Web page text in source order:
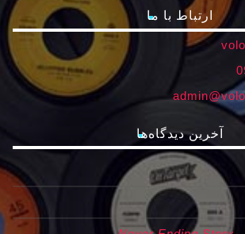
ارتباط با ما
آخرین دیدگاه‌ها